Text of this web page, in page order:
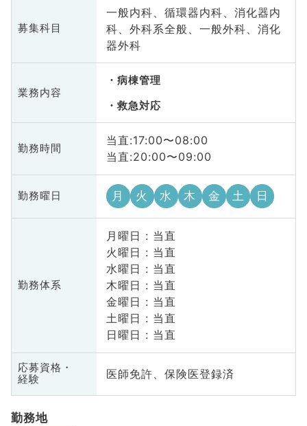
募集科目
一般内科、循環器内科、消化器内
科、外科系全般、一般外科、消化
器外科
業務内容
病棟管理
救急対応
勤務時間
当直:17:00〜08:00
当直:20:00〜09:00
勤務曜日 月 火 水 木 金 土 日
勤務体系
月曜日 : 当直
火曜日 : 当直
水曜日 : 当直
木曜日 : 当直
金曜日 : 当直
土曜日 : 当直
日曜日 : 当直
応募資格・
経験
医師免許、保険医登録済
勤務地